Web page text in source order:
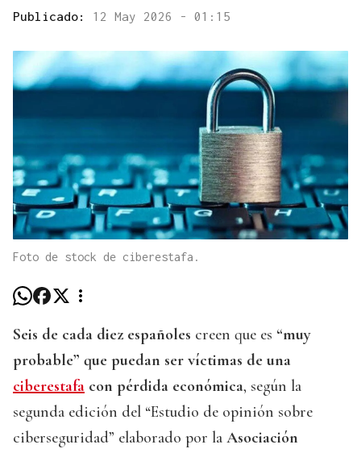
Publicado: 12 May 2026 - 01:15
Foto de stock de ciberestafa.
Seis de cada diez españoles creen que es “muy
probable” que puedan ser víctimas de una
ciberestafa con pérdida económica, según la
segunda edición del “Estudio de opinión sobre
ciberseguridad” elaborado por la Asociación